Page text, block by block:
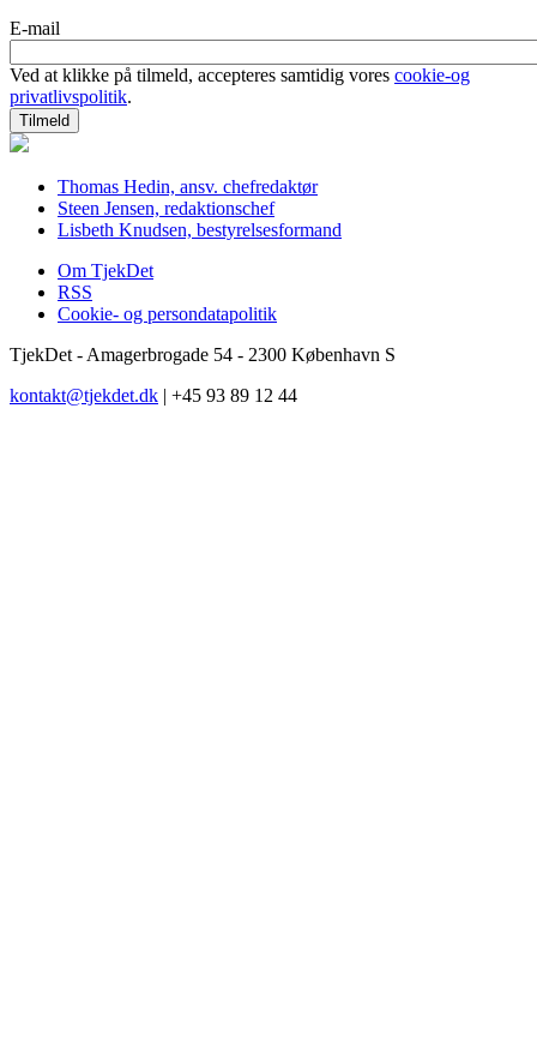
E-mail
Ved at klikke på tilmeld, accepteres samtidig vores cookie-og
privatlivspolitik.
Thomas Hedin, ansv. chefredaktør
Steen Jensen, redaktionschef
Lisbeth Knudsen, bestyrelsesformand
Om TjekDet
RSS
Cookie- og persondatapolitik
TjekDet - Amagerbrogade 54 - 2300 København S
kontakt@tjekdet.dk | +45 93 89 12 44